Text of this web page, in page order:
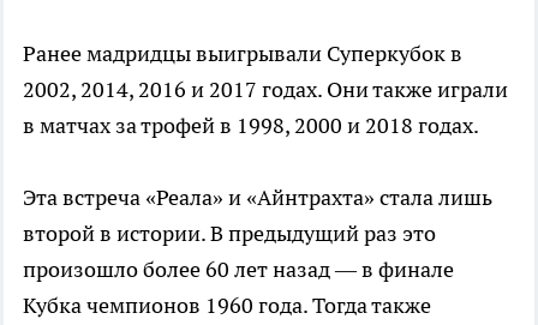
Ранее мадридцы выигрывали Суперкубок в
2002, 2014, 2016 и 2017 годах. Они также играли
в матчах за трофей в 1998, 2000 и 2018 годах.
Эта встреча «Реала» и «Айнтрахта» стала лишь
второй в истории. В предыдущий раз это
произошло более 60 лет назад — в финале
Кубка чемпионов 1960 года. Тогда также